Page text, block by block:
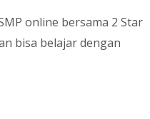
online bersama 2 Star
bisa belajar dengan